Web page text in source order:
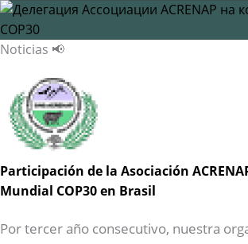
Noticias 📢
Participación de la Asociación
Mundial COP30 en Brasil
Por tercer año consecutivo, nuestra